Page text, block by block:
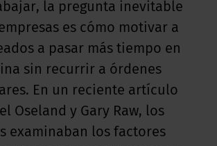
Workcafé & Co.
la pregunta inevitable
es cómo motivar a
a pasar más tiempo en
sin recurrir a órdenes
En un reciente artículo
Oseland y Gary Raw, los
examinaban los factores